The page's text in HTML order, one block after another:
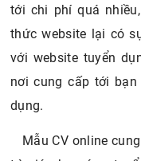
tới chi phí quá
thức website lại có
với website tuyển
nơi cung cấp tới
dụng.
Mẫu CV online